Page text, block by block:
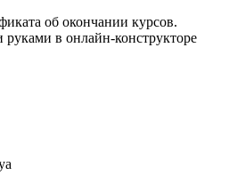
об окончании курсов.
в онлайн-конструкторе